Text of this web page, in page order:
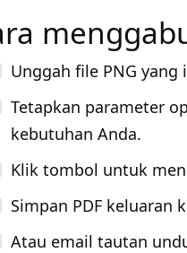
Unggah file PNG
Tetapkan parameter
kebutuhan Anda.
Klik tombol untuk
Simpan PDF keluaran
Atau email tautan